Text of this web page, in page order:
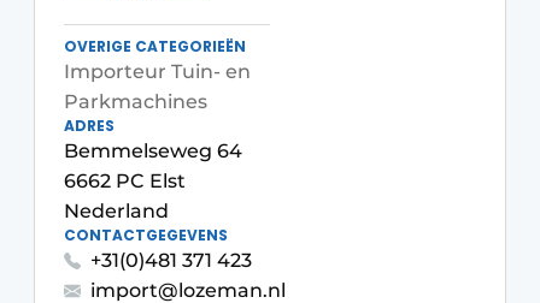
OVERIGE CATEGORIEËN
Importeur Tuin- en
Parkmachines
ADRES
Bemmelseweg 64
6662 PC Elst
Nederland
CONTACTGEGEVENS
+31(0)481 371 423
import@lozeman.nl